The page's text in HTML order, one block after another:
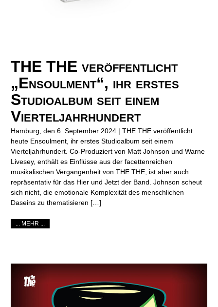
THE THE veröffentlicht
„Ensoulment“, ihr erstes
Studioalbum seit einem
Vierteljahrhundert
Hamburg, den 6. September 2024 | THE THE veröffentlicht
heute Ensoulment, ihr erstes Studioalbum seit einem
Vierteljahrhundert. Co-Produziert von Matt Johnson und Warne
Livesey, enthält es Einflüsse aus der facettenreichen
musikalischen Vergangenheit von THE THE, ist aber auch
repräsentativ für das Hier und Jetzt der Band. Johnson scheut
sich nicht, die emotionale Komplexität des menschlichen
Daseins zu thematisieren […]
... MEHR ...